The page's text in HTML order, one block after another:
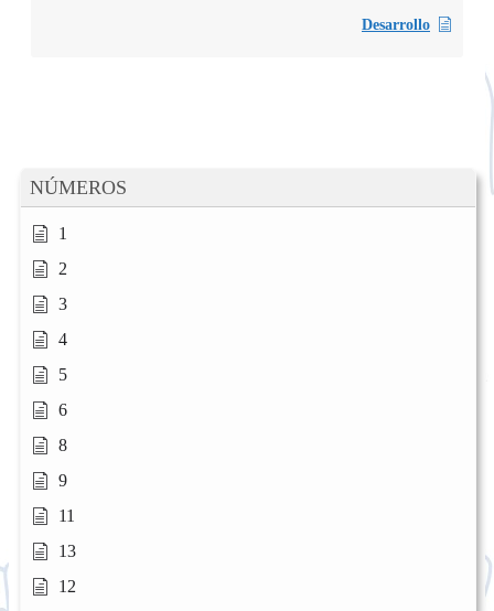
NÚMEROS
1
2
3
4
5
6
8
9
11
13
12
Desarrollo